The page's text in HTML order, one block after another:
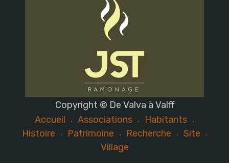
Copyright © De Valva à Valff
Accueil
Associations
Habitants
Histoire
Patrimoine Recherche
Site
Village